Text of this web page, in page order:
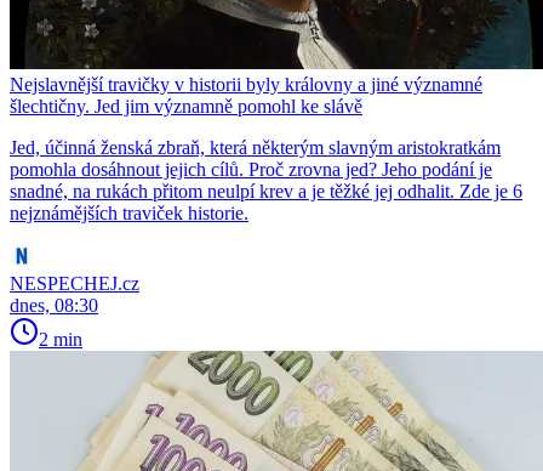
Nejslavnější travičky v historii byly královny a jiné významné
šlechtičny. Jed jim významně pomohl ke slávě
Jed, účinná ženská zbraň, která některým slavným aristokratkám
pomohla dosáhnout jejich cílů. Proč zrovna jed? Jeho podání je
snadné, na rukách přitom neulpí krev a je těžké jej odhalit. Zde je 6
nejznámějších traviček historie.
NESPECHEJ.cz
dnes, 08:30
2 min